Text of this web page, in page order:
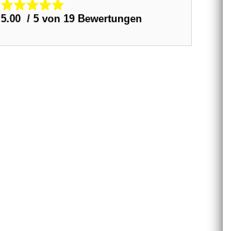
5.00 / 5 von 19 Bewertungen